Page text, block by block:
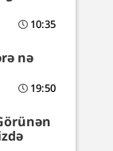
10:35
nə
19:50